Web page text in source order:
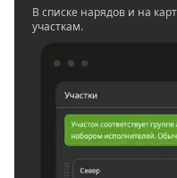
В списке нарядов и на
участкам.